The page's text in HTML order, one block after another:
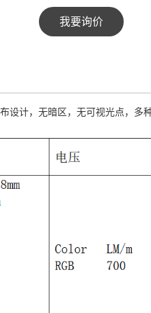
我要询价
设计，无暗区，无可视光点，多